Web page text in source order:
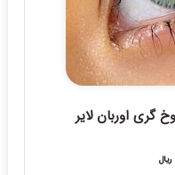
گری اوربان لایر
ریال